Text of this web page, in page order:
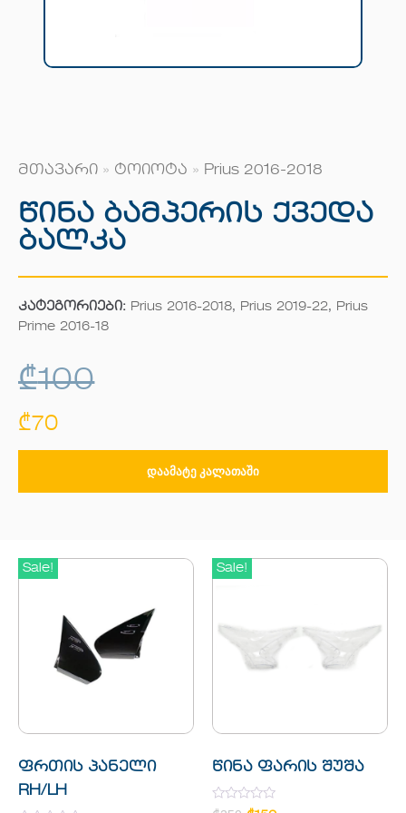
მთავარი » ტოიოტა » Prius 2016-2018
Წინა Ბამპერის Ქვედა
Ბალკა
კატეგორიები: Prius 2016-2018, Prius 2019-22,
Prius
Prime 2016-18
₾100
₾70
ᲓᲐᲐᲛᲐᲢᲔ ᲙᲐᲚᲐᲗᲐᲨᲘ
Sale!
ფრთის პანელი
RH/LH
Sale!
წინა ფარის შუშა